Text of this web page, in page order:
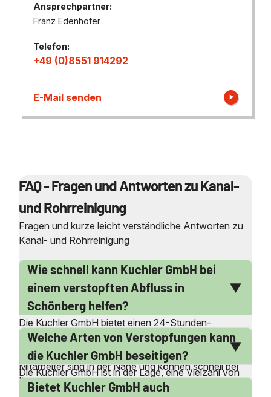
Ansprechpartner:
Franz Edenhofer
Telefon:
+49 (0)8551 914292
E-Mail senden
FAQ - Fragen und Antworten zu Kanal-
und Rohrreinigung
Fragen und kurze leicht verständliche Antworten zu
Kanal- und Rohrreinigung
Wie schnell kann Kuchler GmbH bei
einem verstopften Abfluss in
Schönberg helfen?
Die Kuchler GmbH bietet einen 24-Stunden-
Notdienst an, der auch an Wochenenden und
Feiertagen verfügbar ist. Unsere qualifizierten
Mitarbeiter sind in der Nähe und können schnell bei
Ihnen sein, um das Problem zu lösen. Wir sind darauf
Welche Arten von Verstopfungen kann
die Kuchler GmbH beseitigen?
Die Kuchler GmbH ist in der Lage, eine Vielzahl von
Verstopfungen zu beseitigen, darunter verstopfte
Bietet Kuchler GmbH auch